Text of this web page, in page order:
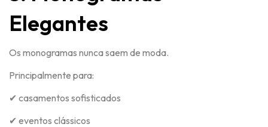
Elegantes
Os monogramas nunca saem de moda.
Principalmente para:
✔ casamentos sofisticados
✔ eventos clássicos